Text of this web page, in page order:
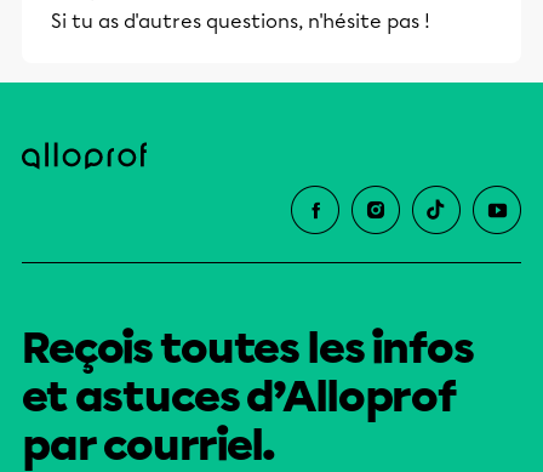
Si tu as d'autres questions, n'hésite pas !
Reçois toutes les infos
et astuces d’Alloprof
par courriel.